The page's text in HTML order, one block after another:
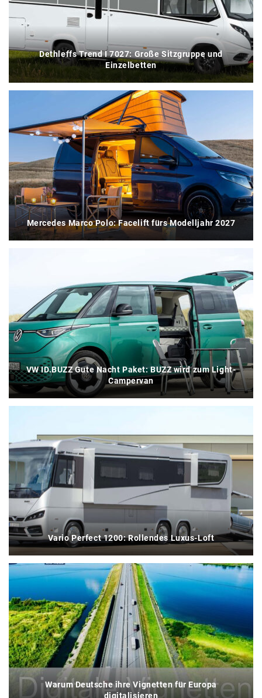
Dethleffs Trend I 7027: Große Sitzgruppe und
Einzelbetten
Mercedes Marco Polo: Facelift fürs Modelljahr 2027
VW ID.BUZZ Gute Nacht Paket: BUZZ wird zum Light-
Campervan
Vario Perfect 1200: Rollendes Luxus-Loft
Warum Deutsche ihre Vignetten für Europa
digitalisieren